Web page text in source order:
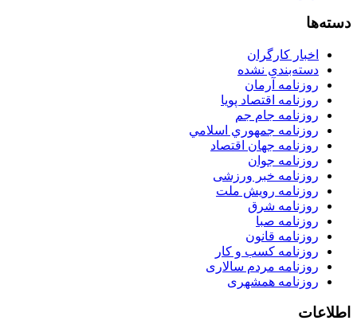
دسته‌ها
اخبار کارگران
دسته‌بندی نشده
روزنامه آرمان
روزنامه اقتصاد پویا
روزنامه جام جم
روزنامه جمهوري اسلامي
روزنامه جهان اقتصاد
روزنامه جوان
روزنامه خبر ورزشى
روزنامه رویش ملت
روزنامه شرق
روزنامه صبا
روزنامه قانون
روزنامه كسب و كار
روزنامه مردم سالاری
روزنامه همشهری
اطلاعات